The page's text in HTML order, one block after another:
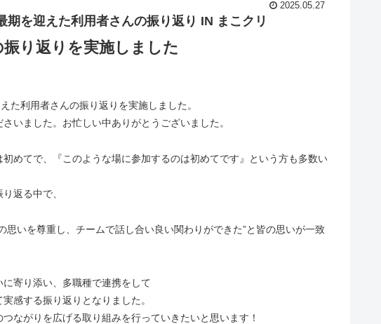
2025.05.27
期を迎えた利用者さんの振り返り IN まこクリ
り返りを実施しました
た利用者さんの振り返りを実施しました。
いました。お忙しい中ありがとうございました。
めてで、『このような場に参加するのは初めてです』という方も多数い
返る中で、
いを尊重し、チームで話し合い良い関わりができた”と皆の思いが一致
寄り添い、多職種で連携をして
感する振り返りとなりました。
ながりを広げる取り組みを行っていきたいと思います！